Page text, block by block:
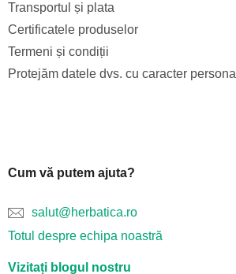
Transportul și plata
Certificatele produselor
Termeni și condiții
Protejăm datele dvs. cu caracter personal
Cum vă putem ajuta?
salut@herbatica.ro
Totul despre echipa noastră
Vizitați blogul nostru